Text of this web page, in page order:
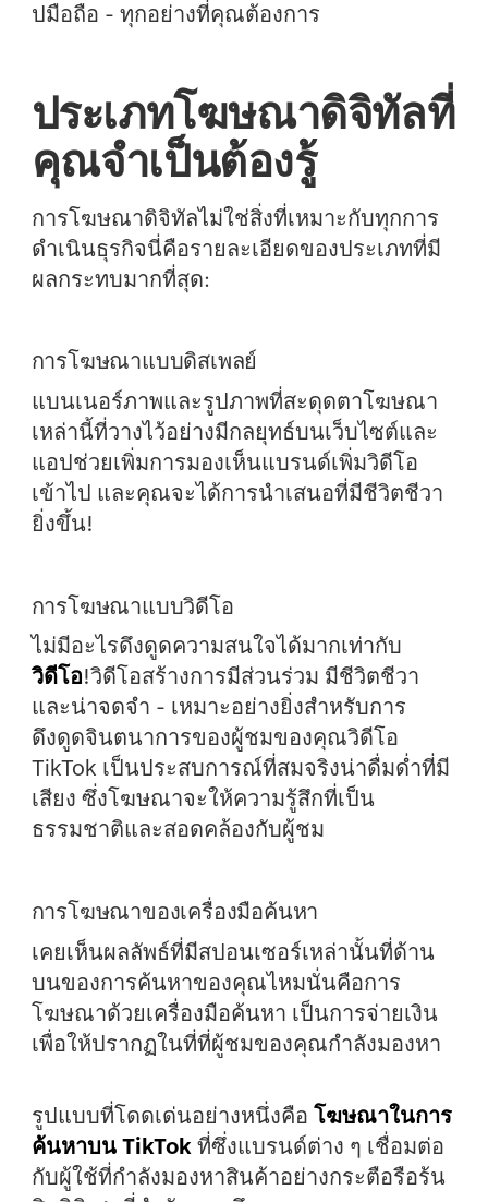
ปมือถือ - ทุกอย่างที่คุณต้องการ
ประเภทโฆษณาดิจิทัลที่
คุณจำเป็นต้องรู้
การโฆษณาดิจิทัลไม่ใช่สิ่งที่เหมาะกับทุกการ
ดำเนินธุรกิจนี่คือรายละเอียดของประเภทที่มี
ผลกระทบมากที่สุด:
การโฆษณาแบบดิสเพลย์
แบนเนอร์ภาพและรูปภาพที่สะดุดตาโฆษณา
เหล่านี้ที่วางไว้อย่างมีกลยุทธ์บนเว็บไซต์และ
แอปช่วยเพิ่มการมองเห็นแบรนด์เพิ่มวิดีโอ
เข้าไป และคุณจะได้การนำเสนอที่มีชีวิตชีวา
ยิ่งขึ้น!
การโฆษณาแบบวิดีโอ
ไม่มีอะไรดึงดูดความสนใจได้มากเท่ากับ
วิดีโอ!วิดีโอสร้างการมีส่วนร่วม มีชีวิตชีวา
และน่าจดจำ - เหมาะอย่างยิ่งสำหรับการ
ดึงดูดจินตนาการของผู้ชมของคุณวิดีโอ
TikTok เป็นประสบการณ์ที่สมจริงน่าดื่มด่ำที่มี
เสียง ซึ่งโฆษณาจะให้ความรู้สึกที่เป็น
ธรรมชาติและสอดคล้องกับผู้ชม
การโฆษณาของเครื่องมือค้นหา
เคยเห็นผลลัพธ์ที่มีสปอนเซอร์เหล่านั้นที่ด้าน
บนของการค้นหาของคุณไหมนั่นคือการ
โฆษณาด้วยเครื่องมือค้นหา เป็นการจ่ายเงิน
เพื่อให้ปรากฏในที่ที่ผู้ชมของคุณกำลังมองหา
รูปแบบที่โดดเด่นอย่างหนึ่งคือ โฆษณาในการ
ค้นหาบน TikTok ที่ซึ่งแบรนด์ต่าง ๆ เชื่อมต่อ
กับผู้ใช้ที่กำลังมองหาสินค้าอย่างกระตือรือร้น